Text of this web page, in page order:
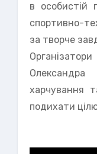
в особистій
спортивно-
за творче
харчування
подихати